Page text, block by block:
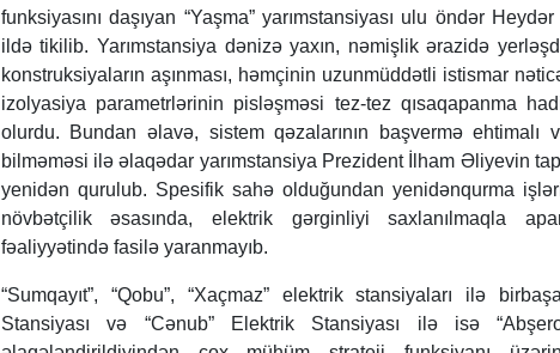
funksiyasını daşıyan “Yaşma” yarımstansiyası ulu öndər
ildə tikilib. Yarımstansiya dənizə yaxın, nəmişlik ərazidə
konstruksiyaların aşınması, həmçinin uzunmüddətli istismar
izolyasiya parametrlərinin pisləşməsi tez-tez qısaqapanma
olurdu. Bundan əlavə, sistem qəzalarının başvermə ehtimalı
bilməməsi ilə əlaqədar yarımstansiya Prezident İlham Əliyevin
yenidən qurulub. Spesifik sahə olduğundan yenidənqurma
növbətçilik əsasında, elektrik gərginliyi saxlanılmaqla
fəaliyyətində fasilə yaranmayıb.
“Sumqayıt”, “Qobu”, “Xaçmaz” elektrik stansiyaları ilə
Stansiyası və “Cənub” Elektrik Stansiyası ilə isə